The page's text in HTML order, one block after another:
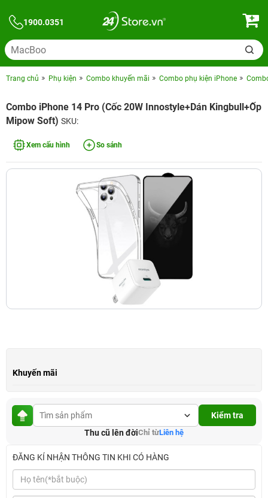
1900.0351
Trang chủ Phụ kiện Combo khuyến mãi Combo phụ kiện iPhone
Combo iPhone 14 Pro (Cốc 20W Innostyle+Dán Kingbull+Ốp
Mipow Soft) SKU:
Xem cấu hình So sánh
Khuyến mãi
Kiểm tra
Thu cũ lên đờiChỉ từLiên hệ
ĐĂNG KÍ NHẬN THÔNG TIN KHI CÓ HÀNG